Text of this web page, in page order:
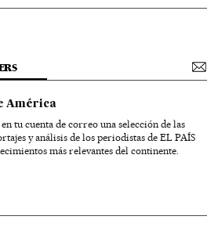
América
en tu cuenta de correo una selección de las
y análisis de los periodistas de EL PAÍS
más relevantes del continente.